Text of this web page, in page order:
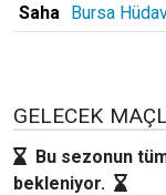
Saha Bursa
GELECEK
Bu sezonun
bekleniyor.